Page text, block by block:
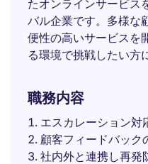
たオンラインサービス
バル企業です。多様な
便性の高いサービスを
る環境で挑戦したい方
職務内容
エスカレーション対
顧客フィードバック
社内外と連携し再発